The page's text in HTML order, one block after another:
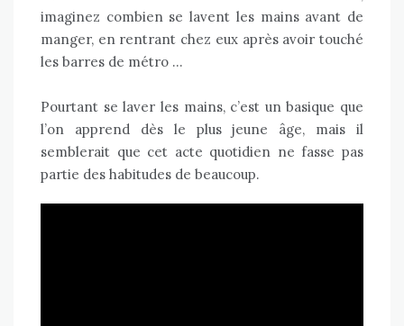
imaginez combien se lavent les mains avant de
manger, en rentrant chez eux après avoir touché
les barres de métro …
Pourtant se laver les mains, c’est un basique que
l’on apprend dès le plus jeune âge, mais il
semblerait que cet acte quotidien ne fasse pas
partie des habitudes de beaucoup.